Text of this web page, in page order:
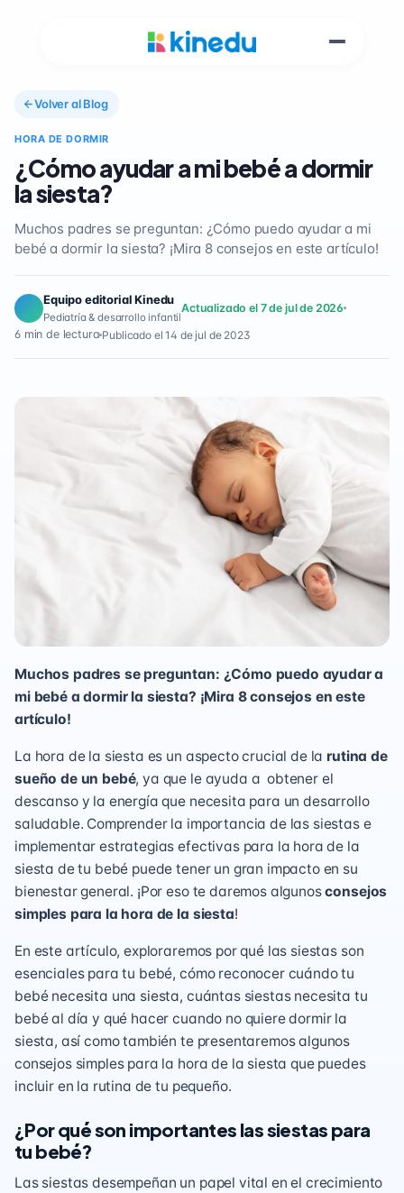
Volver al Blog
HORA DE DORMIR
¿Cómo ayudar a mi bebé a dormir
la siesta?
Muchos padres se preguntan: ¿Cómo puedo ayudar a mi
bebé a dormir la siesta? ¡Mira 8 consejos en este artículo!
Equipo editorial Kinedu
Pediatría & desarrollo infantil
Actualizado el 7 de jul de 2026
6 min de lectura Publicado el 14 de jul de 2023
Muchos padres se preguntan: ¿Cómo puedo ayudar a
mi bebé a dormir la siesta? ¡Mira 8 consejos en este
artículo!
La hora de la siesta es un aspecto crucial de la rutina de
sueño de un bebé, ya que le ayuda a obtener el
descanso y la energía que necesita para un desarrollo
saludable. Comprender la importancia de las siestas e
implementar estrategias efectivas para la hora de la
siesta de tu bebé puede tener un gran impacto en su
bienestar general. ¡Por eso te daremos algunosconsejos
simples para la hora de la siesta!
En este artículo, exploraremos por qué las siestas son
esenciales para tu bebé, cómo reconocer cuándo tu
bebé necesita una siesta, cuántas siestas necesita tu
bebé al día y qué hacer cuando no quiere dormir la
siesta, así como también te presentaremos algunos
consejos simples para la hora de la siesta que puedes
incluir en la rutina de tu pequeño.
¿Por qué son importantes las siestas para
tu bebé?
Las siestas desempeñan un papel vital en el crecimiento